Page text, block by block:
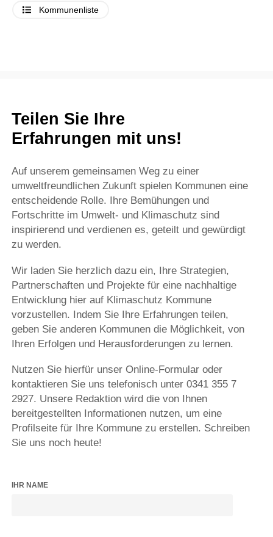
Kommunenliste
Teilen Sie Ihre
Erfahrungen mit uns!
Auf unserem gemeinsamen Weg zu einer
umweltfreundlichen Zukunft spielen Kommunen eine
entscheidende Rolle. Ihre Bemühungen und
Fortschritte im Umwelt- und Klimaschutz sind
inspirierend und verdienen es, geteilt und gewürdigt
zu werden.
Wir laden Sie herzlich dazu ein, Ihre Strategien,
Partnerschaften und Projekte für eine nachhaltige
Entwicklung hier auf Klimaschutz Kommune
vorzustellen. Indem Sie Ihre Erfahrungen teilen,
geben Sie anderen Kommunen die Möglichkeit, von
Ihren Erfolgen und Herausforderungen zu lernen.
Nutzen Sie hierfür unser Online-Formular oder
kontaktieren Sie uns telefonisch unter 0341 355 7
2927. Unsere Redaktion wird die von Ihnen
bereitgestellten Informationen nutzen, um eine
Profilseite für Ihre Kommune zu erstellen. Schreiben
Sie uns noch heute!
IHR NAME